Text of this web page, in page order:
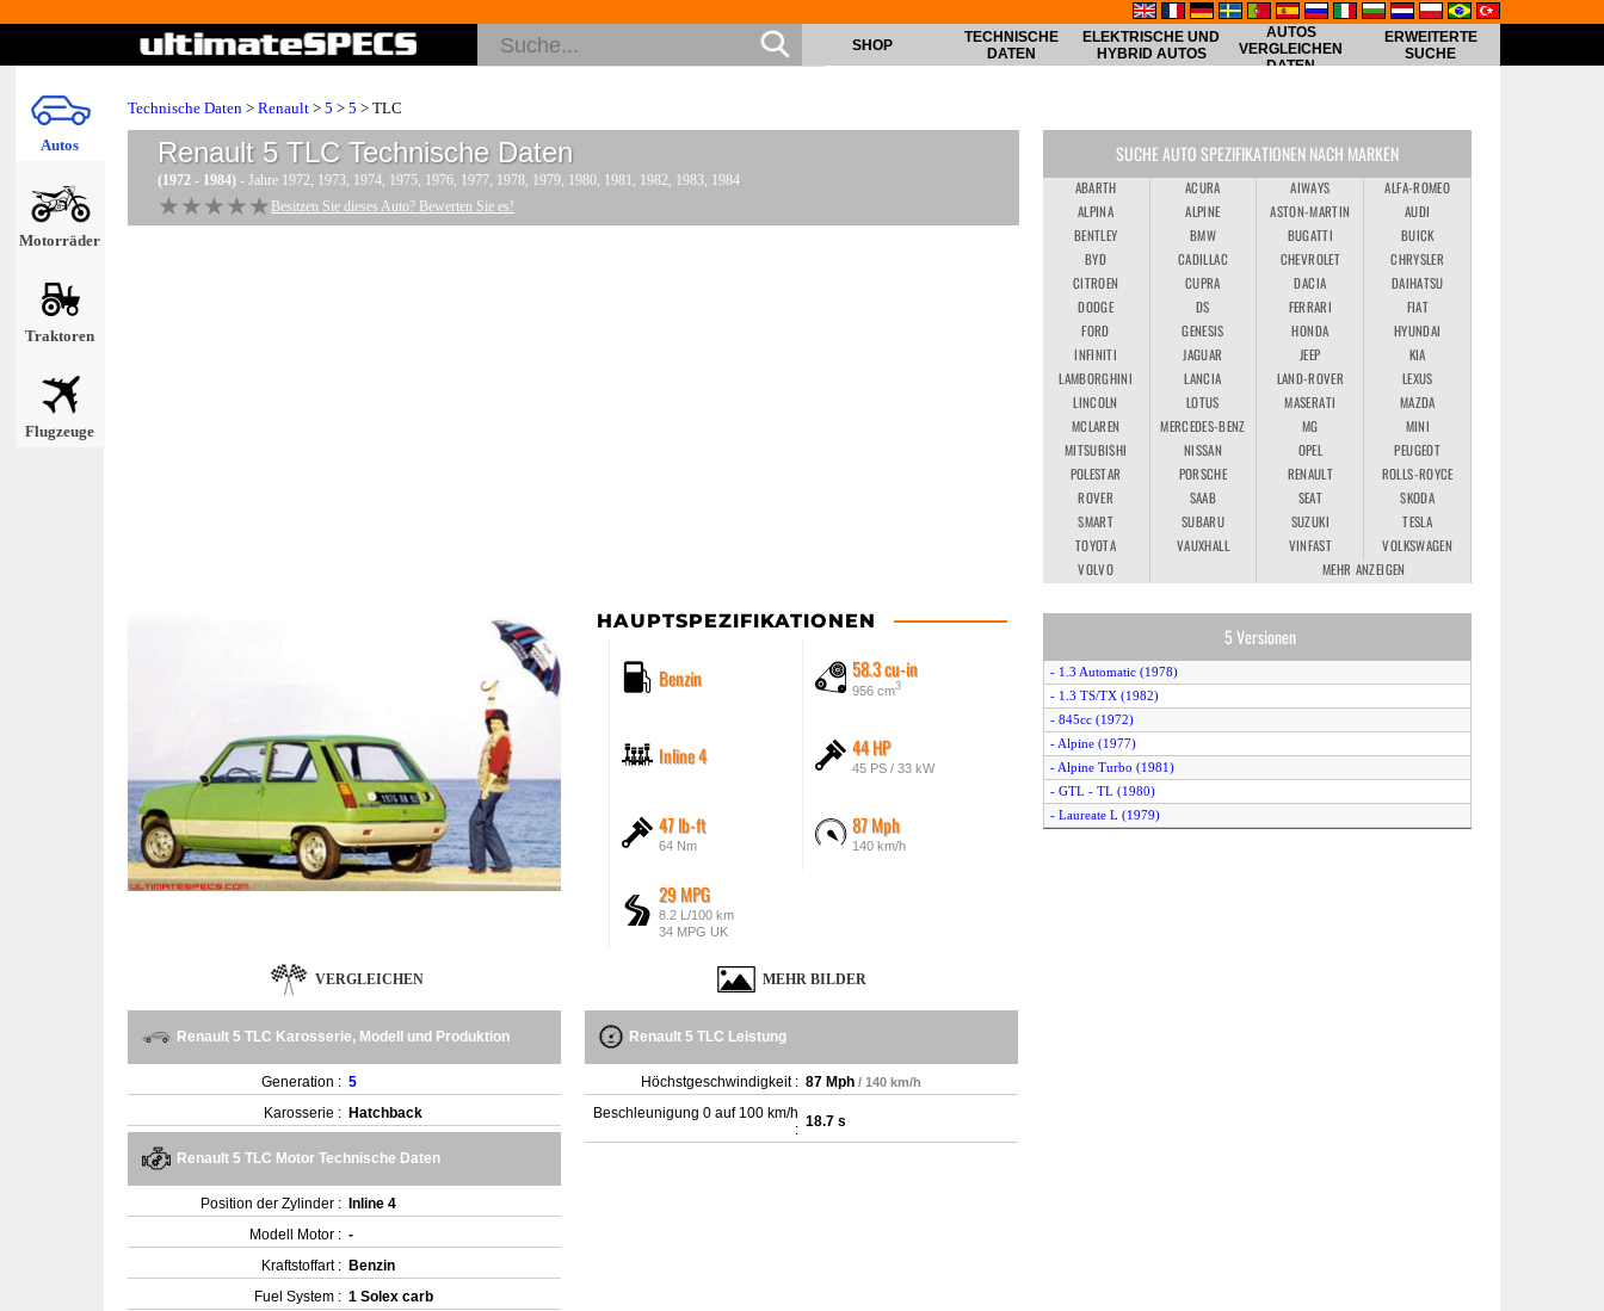
Autos
Motorräder
Traktoren
Flugzeuge
SHOP
TECHNISCHE
DATEN
ELEKTRISCHE UND
HYBRID AUTOS
AUTOS
VERGLEICHEN
DATEN
ERWEITERTE
SUCHE
Technische Daten > Renault > 5 > 5 > TLC
Renault 5 TLC Technische Daten
(1972 - 1984) - Jahre 1972, 1973, 1974, 1975, 1976, 1977, 1978, 1979, 1980, 1981, 1982, 1983, 1984
★★★★★
★★★★★ Besitzen Sie dieses Auto? Bewerten Sie es!
HAUPTSPEZIFIKATIONEN
Benzin 58.3 cu-in
956 cm3
Inline 4 44 HP
45 PS / 33 kW
47 lb-ft
64 Nm
87 Mph
140 km/h
29 MPG
8.2 L/100 km
34 MPG UK
VERGLEICHEN MEHR BILDER
Renault 5 TLC Karosserie, Modell und Produktion
Generation : 5
Karosserie : Hatchback
Renault 5 TLC Motor Technische Daten
Position der Zylinder :
Inline 4
Modell Motor : -
Kraftstoffart : Benzin
Fuel System : 1 Solex carb
Renault 5 TLC Leistung
Höchstgeschwindigkeit : 87 Mph / 140 km/h
Beschleunigung 0 auf 100 km/h
: 18.7 s
SUCHE AUTO SPEZIFIKATIONEN NACH MARKEN
ABARTH ACURA AIWAYS
ALFA-ROMEO
ALPINA
ALPINE ASTON-MARTIN
AUDI
BENTLEY
BMW BUGATTI
BUICK
BYD
CADILLAC CHEVROLET
CHRYSLER
CITROEN
CUPRA DACIA
DAIHATSU
DODGE
DS FERRARI
FIAT
FORD
GENESIS HONDA
HYUNDAI
INFINITI
JAGUAR JEEP
KIA
LAMBORGHINI
LANCIA LAND-ROVER
LEXUS
LINCOLN
LOTUS MASERATI
MAZDA
MCLAREN
MERCEDES-BENZ MG
MINI
MITSUBISHI
NISSAN OPEL
PEUGEOT
POLESTAR
PORSCHE RENAULT
ROLLS-ROYCE
ROVER
SAAB SEAT
SKODA
SMART
SUBARU SUZUKI
TESLA
TOYOTA
VAUXHALL VINFAST
VOLKSWAGEN
VOLVO
MEHR ANZEIGEN
5 Versionen
- 1.3 Automatic (1978)
- 1.3 TS/TX (1982)
- 845cc (1972)
- Alpine (1977)
- Alpine Turbo (1981)
- GTL - TL (1980)
- Laureate L (1979)